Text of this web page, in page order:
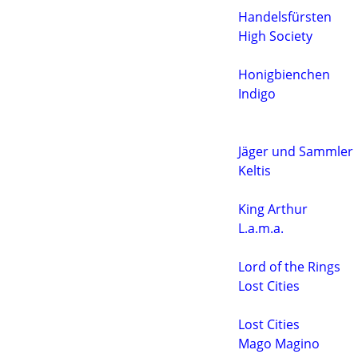
Handelsfürsten
High Society
Honigbienchen
Indigo
Jäger und Sammler
Keltis
King Arthur
L.a.m.a.
Lord of the Rings
Lost Cities
Lost Cities
Mago Magino